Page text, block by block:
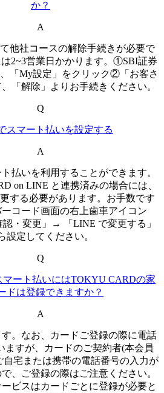
か？
A
他社コースの解除手続きが必要で
2~3営業日かかります。①SBI証券
「My設定」をクリック②「お客さ
「解除」よりお手続きください。
Q
スマート払いを設定する
A
払いを利用することができます。
on LINE と連携済みの場合には、
する必要があります。お手数です
コード画面の右上歯車アイコン
・変更」→ 「LINE で変更する」
設定してください。
Q
ート払いにはTOKYU CARDの家
ドは登録できますか？
A
。なお、カードご登録の際に電話
ますが、カードのご契約者(本会員
自宅または携帯の電話番号の入力が
、ご登録の際はご注意ください。
ビスはカードごとに登録が必要と